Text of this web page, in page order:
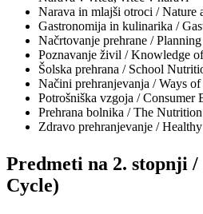
Narava in mlajši otroci / Nature
Gastronomija in kulinarika /
Načrtovanje prehrane /
Poznavanje živil / Knowledge
Šolska prehrana / School
Načini prehranjevanja / Ways
Potrošniška vzgoja / Consumer
Prehrana bolnika / The
Zdravo prehranjevanje /
Predmeti na 2. stopnji /
Cycle)